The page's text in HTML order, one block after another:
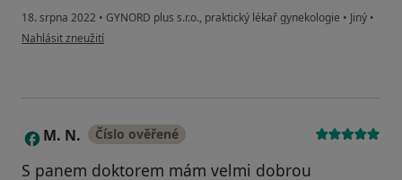
18. srpna 2022 • GYNORD plus s.r.o., praktický lékař gynekologie • Jiný •
podle názoru uživatele Klara
Nahlásit zneužití
M M. N. Číslo ověřené
S panem doktorem mám velmi dobrou